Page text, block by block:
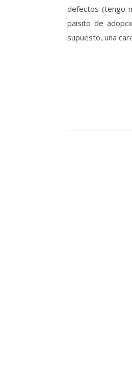
defectos (tengo
paisito de
supuesto, una